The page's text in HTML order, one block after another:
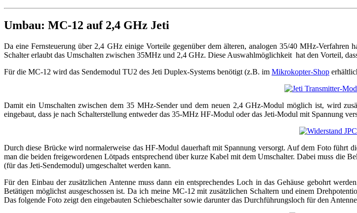
Umbau: MC-12 auf 2,4 GHz Jeti
Da eine Fernsteuerung über 2,4 GHz einige Vorteile gegenüber dem älteren, analogen 35/40 MHz-
Schalter erlaubt das Umschalten zwischen 35MHz und 2,4 GHz. Diese Auswahlmöglichkeit hat den Vorteil,
Für die MC-12 wird das Sendemodul TU2 des Jeti Duplex-Systems benötigt (z.B. im Mikrokopter-Shop
Damit ein Umschalten zwischen dem 35 MHz-Sender und dem neuen 2,4 GHz-Modul möglich ist, wird
eingebaut, dass je nach Schalterstellung entweder das 35-MHz HF-Modul oder das Jeti-Modul mit Spannung
Durch diese Brücke wird normalerweise das HF-Modul dauerhaft mit Spannung versorgt. Auf dem Foto führt
man die beiden freigewordenen Lötpads entsprechend über kurze Kabel mit dem Umschalter. Dabei muss die
(für das Jeti-Sendemodul) umgeschaltet werden kann.
Für den Einbau der zusätzlichen Antenne muss dann ein entsprechendes Loch in das Gehäuse gebohrt
Betätigen möglichst ausgeschossen ist. Da ich meine MC-12 mit zusätzlichen Schaltern und einem
Das folgende Foto zeigt den eingebauten Schiebeschalter sowie darunter das Durchführungsloch für den